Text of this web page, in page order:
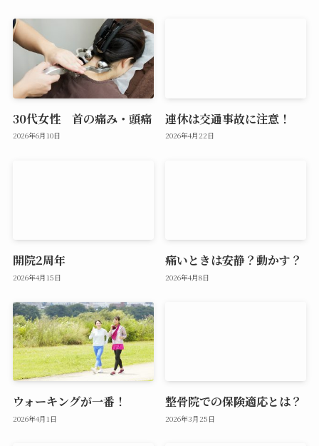
30代女性 首の痛み・頭痛
2026年6月10日
連休は交通事故に注意！
2026年4月22日
開院2周年
2026年4月15日
痛いときは安静？動かす？
2026年4月8日
ウォーキングが一番！
2026年4月1日
整骨院での保険適応とは？
2026年3月25日